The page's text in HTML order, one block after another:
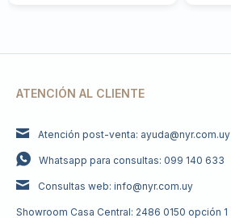
ATENCIÓN AL CLIENTE
Atención post-venta: ayuda@nyr.com.uy
Whatsapp para consultas: 099 140 633
Consultas web: info@nyr.com.uy
Showroom Casa Central: 2486 0150 opción 1